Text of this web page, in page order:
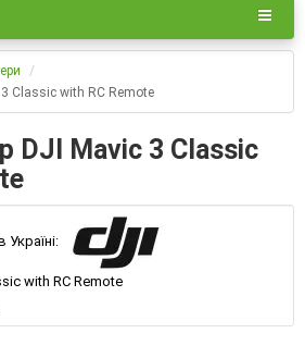
Classic with RC Remote
DJI Mavic 3 Classic
Україні:
with RC Remote